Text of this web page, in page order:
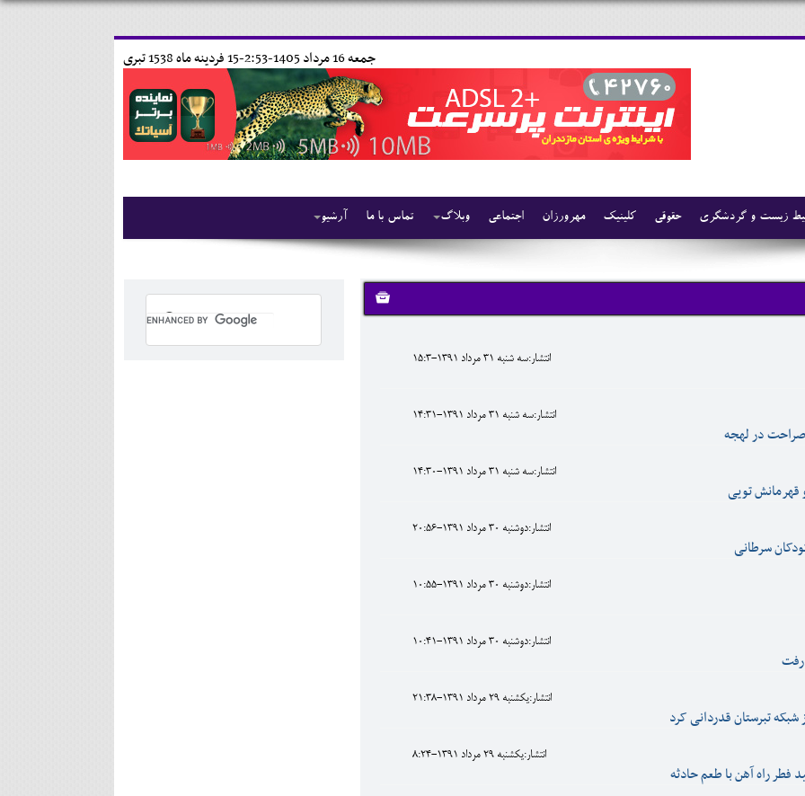
15 فردينه ماه 1538 تبری جمعه 16 مرداد 1405-2:53-
آرشیو تماس با ما وبلاگ اجتماعی مهرورزان کلینیک حقوقی زیست و گردشگری
انتشار:سه شنبه 31 مرداد 1391-15:3
انتشار:سه شنبه 31 مرداد 1391-14:31
در لهجه
انتشار:سه شنبه 31 مرداد 1391-14:30
قهرمانش تویی
انتشار:دوشنبه 30 مرداد 1391-20:56
سرطانی
انتشار:دوشنبه 30 مرداد 1391-10:55
انتشار:دوشنبه 30 مرداد 1391-10:41
انتشار:يکشنبه 29 مرداد 1391-21:38
شبکه تبرستان قدردانی کرد
انتشار:يکشنبه 29 مرداد 1391-8:24
فطر راه آهن با طعم حادثه